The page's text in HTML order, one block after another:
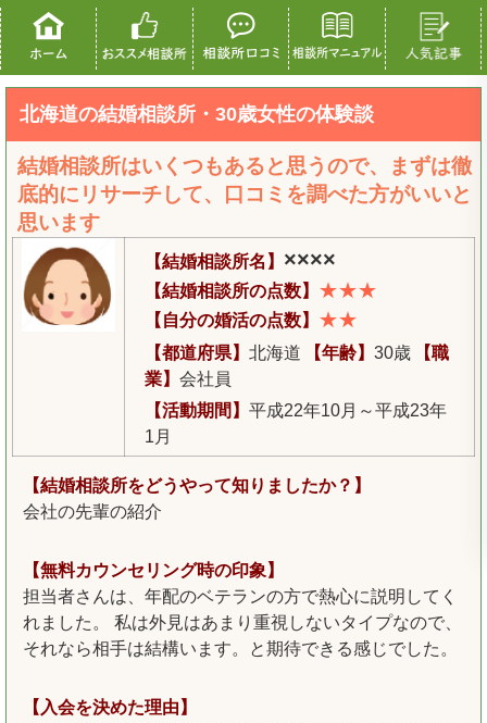
北海道の結婚相談所・30歳女性の体験談
結婚相談所はいくつもあると思うので、まずは徹
底的にリサーチして、口コミを調べた方がいいと
思います
【結婚相談所名】 ××××
【結婚相談所の点数】 ★★★
【自分の婚活の点数】 ★★
【都道府県】 北海道 【年齢】 30歳
【職
業】 会社員
【活動期間】 平成22年10月～平成23年
1月
【結婚相談所をどうやって知りましたか？】
会社の先輩の紹介
【無料カウンセリング時の印象】
担当者さんは、年配のベテランの方で熱心に説明してく
れました。 私は外見はあまり重視しないタイプなので、
それなら相手は結構います。と期待できる感じでした。
【入会を決めた理由】